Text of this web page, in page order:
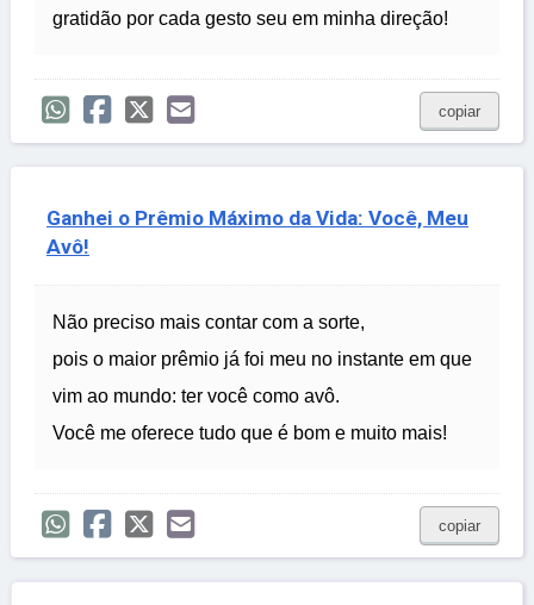
gratidão por cada gesto seu em minha direção!
copiar
Ganhei o Prêmio Máximo da Vida: Você, Meu
Avô!
Não preciso mais contar com a sorte,
pois o maior prêmio já foi meu no instante em que
vim ao mundo: ter você como avô.
Você me oferece tudo que é bom e muito mais!
copiar